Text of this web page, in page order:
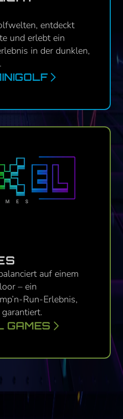
entdeckt
und erlebt ein
in der dunklen,
auf einem
– ein
Run-Erlebnis,
GAMES